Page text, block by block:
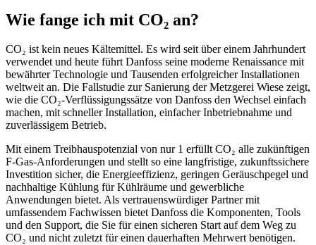
Wie fange ich mit CO₂ an?
CO₂ ist kein neues Kältemittel. Es wird seit über einem Jahrhundert
verwendet und heute führt Danfoss seine moderne Renaissance mit
bewährter Technologie und Tausenden erfolgreicher Installationen
weltweit an. Die Fallstudie zur Sanierung der Metzgerei Wiese zeigt,
wie die CO₂-Verflüssigungssätze von Danfoss den Wechsel einfach
machen, mit schneller Installation, einfacher Inbetriebnahme und
zuverlässigem Betrieb.
Mit einem Treibhauspotenzial von nur 1 erfüllt CO₂ alle zukünftigen
F-Gas-Anforderungen und stellt so eine langfristige, zukunftssichere
Investition sicher, die Energieeffizienz, geringen Geräuschpegel und
nachhaltige Kühlung für Kühlräume und gewerbliche
Anwendungen bietet. Als vertrauenswürdiger Partner mit
umfassendem Fachwissen bietet Danfoss die Komponenten, Tools
und den Support, die Sie für einen sicheren Start auf dem Weg zu
CO₂ und nicht zuletzt für einen dauerhaften Mehrwert benötigen.